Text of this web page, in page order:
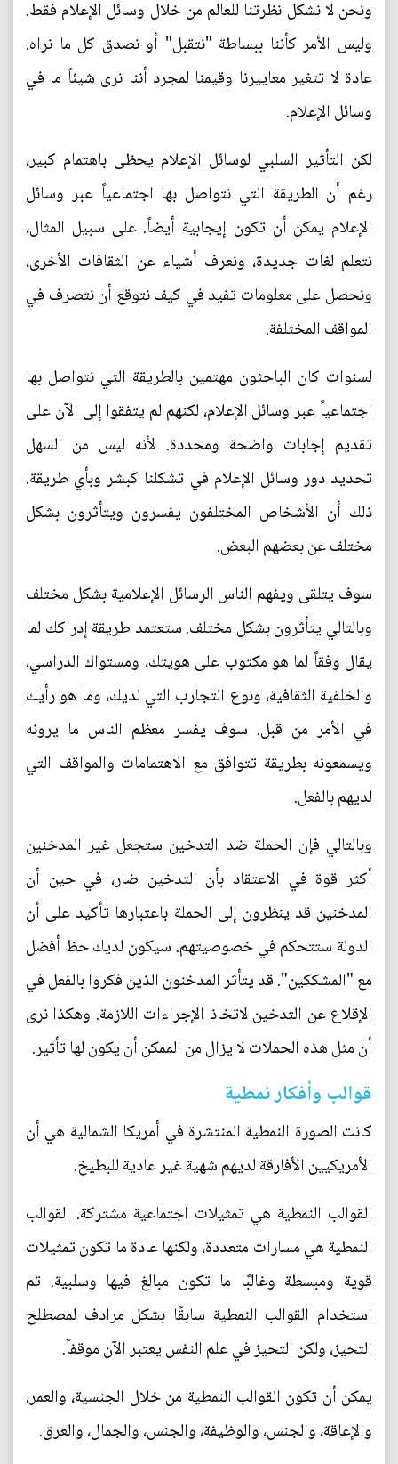
ونحن لا نشكل نظرتنا للعالم من خلال وسائل الإعلام فقط.
وليس الأمر كأننا ببساطة "نتقبل" أو نصدق كل ما نراه.
عادة لا تتغير معاييرنا وقيمنا لمجرد أننا نرى شيئاً ما في
وسائل الإعلام.
لكن التأثير السلبي لوسائل الإعلام يحظى باهتمام كبير،
رغم أن الطريقة التي نتواصل بها اجتماعياً عبر وسائل
الإعلام يمكن أن تكون إيجابية أيضاً. على سبيل المثال،
نتعلم لغات جديدة، ونعرف أشياء عن الثقافات الأخرى،
ونحصل على معلومات تفيد في كيف نتوقع أن نتصرف في
المواقف المختلفة.
لسنوات كان الباحثون مهتمين بالطريقة التي نتواصل بها
اجتماعياً عبر وسائل الإعلام، لكنهم لم يتفقوا إلى الآن على
تقديم إجابات واضحة ومحددة. لأنه ليس من السهل
تحديد دور وسائل الإعلام في تشكلنا كبشر وبأي طريقة.
ذلك أن الأشخاص المختلفون يفسرون ويتأثرون بشكل
مختلف عن بعضهم البعض.
سوف يتلقى ويفهم الناس الرسائل الإعلامية بشكل مختلف
وبالتالي يتأثرون بشكل مختلف. ستعتمد طريقة إدراكك لما
يقال وفقاً لما هو مكتوب على هويتك، ومستواك الدراسي،
والخلفية الثقافية، ونوع التجارب التي لديك، وما هو رأيك
في الأمر من قبل. سوف يفسر معظم الناس ما يرونه
ويسمعونه بطريقة تتوافق مع الاهتمامات والمواقف التي
لديهم بالفعل.
وبالتالي فإن الحملة ضد التدخين ستجعل غير المدخنين
أكثر قوة في الاعتقاد بأن التدخين ضار، في حين أن
المدخنين قد ينظرون إلى الحملة باعتبارها تأكيد على أن
الدولة ستتحكم في خصوصيتهم. سيكون لديك حظ أفضل
مع "المشككين". قد يتأثر المدخنون الذين فكروا بالفعل في
الإقلاع عن التدخين لاتخاذ الإجراءات اللازمة. وهكذا نرى
أن مثل هذه الحملات لا يزال من الممكن أن يكون لها تأثير.
قوالب وأفكار نمطية
كانت الصورة النمطية المنتشرة في أمريكا الشمالية هي أن
الأمريكيين الأفارقة لديهم شهية غير عادية للبطيخ.
القوالب النمطية هي تمثيلات اجتماعية مشتركة. القوالب
النمطية هي مسارات متعددة، ولكنها عادة ما تكون تمثيلات
قوية ومبسطة وغالبًا ما تكون مبالغ فيها وسلبية. تم
استخدام القوالب النمطية سابقًا بشكل مرادف لمصطلح
التحيز، ولكن التحيز في علم النفس يعتبر الآن موقفاً.
يمكن أن تكون القوالب النمطية من خلال الجنسية، والعمر،
والإعاقة، والجنس، والوظيفة، والجنس، والجمال، والعرق.